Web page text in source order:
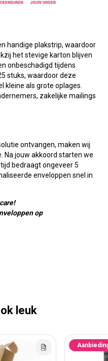
handige plakstrip, waardoor
het stevige karton blijven
onbeschadigd tijdens
stuks, waardoor deze
kleine als grote oplages.
zakelijke mailings
ontvangen, maken wij
Na jouw akkoord starten we
bedraagt ongeveer 5
enveloppen snel in
op
leuk